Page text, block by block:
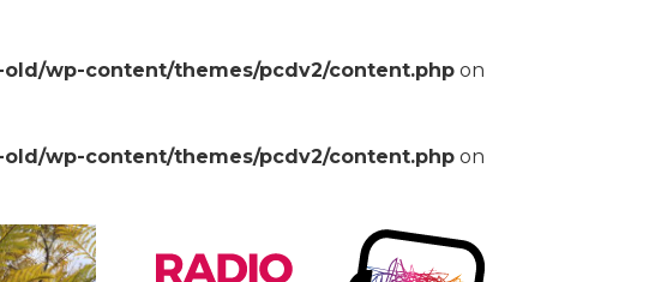
wp-content/themes/pcdv2/content.php on
wp-content/themes/pcdv2/content.php on